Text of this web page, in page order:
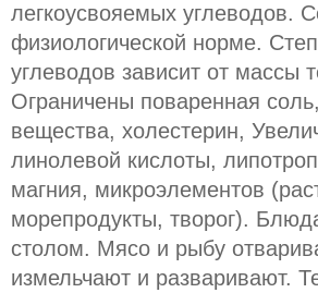
легкоусвояемых углеводов.
физиологической норме.
углеводов зависит от массы
Ограничены поваренная
вещества, холестерин,
линолевой кислоты,
магния, микроэлементов
морепродукты, творог).
столом. Мясо и рыбу
измельчают и разваривают.